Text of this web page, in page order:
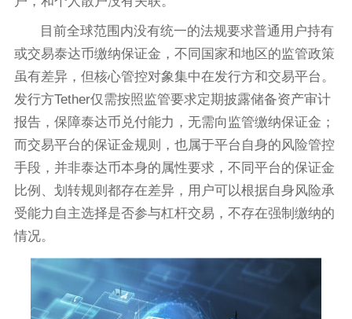
目前全球范围内没有统一的法规要求普通用户持有
或交易泰达币缴纳保证金，不同国家和地区的监管政策
虽有差异，但核心管控对象集中在发行方和交易平台。
发行方Tether仅需按照监管要求定期披露储备资产审计
报告，保障泰达币兑付能力，无需向监管缴纳保证金；
而交易平台的保证金规则，也属于平台自身的风险管控
手段，并非泰达币本身的属性要求，不同平台的保证金
比例、划转规则都存在差异，用户可以根据自身风险承
受能力自主选择是否参与杠杆交易，不存在强制缴纳的
情况。